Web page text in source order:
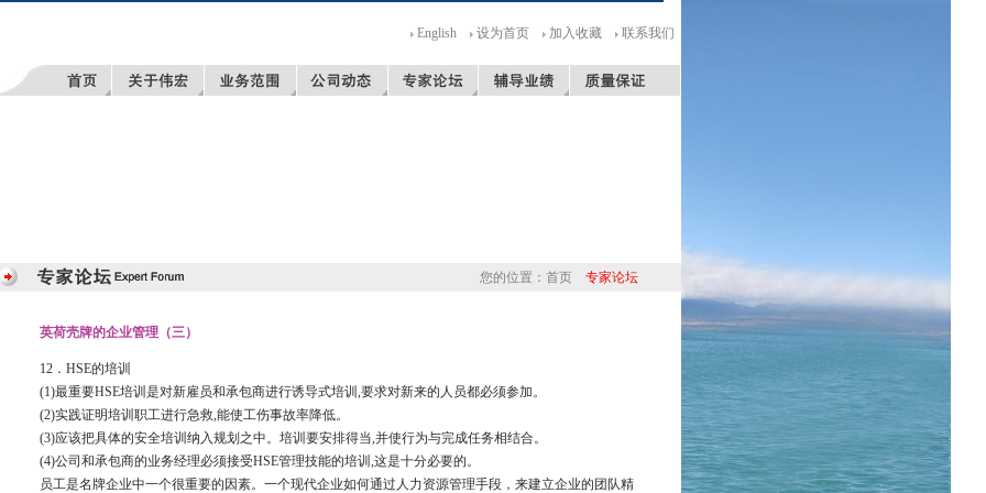
English 设为首页 加入收藏 联系我们
您的位置： 首页 专家论坛
英荷壳牌的企业管理（三）
12．HSE的培训
(1)最重要HSE培训是对新雇员和承包商进行诱导式培训,要求对新来的人员都必须参加。
(2)实践证明培训职工进行急救,能使工伤事故率降低。
(3)应该把具体的安全培训纳入规划之中。培训要安排得当,并使行为与完成任务相结合。
(4)公司和承包商的业务经理必须接受HSE管理技能的培训,这是十分必要的。
员工是名牌企业中一个很重要的因素。一个现代企业如何通过人力资源管理手段，来建立企业的团队精